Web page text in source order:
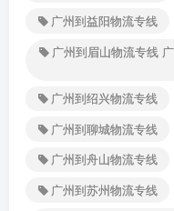
广州到益阳物流专线
广州到眉山物流专线
广州到绍兴物流专线
广州到聊城物流专线
广州到舟山物流专线
广州到苏州物流专线